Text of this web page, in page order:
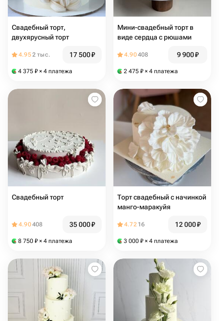
Свадебный торт,
двухярусный торт
4.952 тыс. 17 500₽
4 375 ₽ × 4 платежа
Мини-свадебный торт в
виде сердца с рюшами
4.90408 9 900₽
2 475 ₽ × 4 платежа
Свадебный торт
4.90408 35 000₽
8 750 ₽ × 4 платежа
Торт свадебный с начинкой
манго-маракуйя
4.72 16 12 000₽
3 000 ₽ × 4 платежа